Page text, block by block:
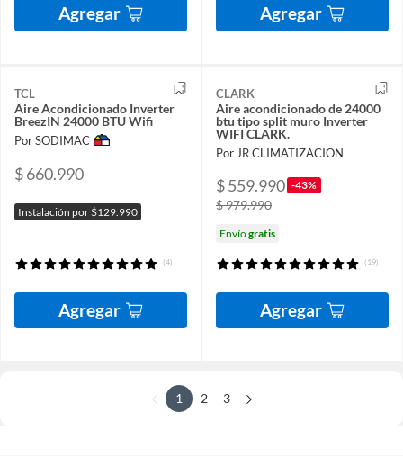
Agregar Agregar
TCL
Aire Acondicionado Inverter
BreezIN 24000 BTU Wifi
Por SODIMAC
$ 660.990
Instalación por $129.990
(4)
Agregar
CLARK
Aire acondicionado de 24000
btu tipo split muro Inverter
WIFI CLARK.
Por JR CLIMATIZACION
$ 559.990 -43%
$ 979.990
Envíogratis
(19)
Agregar
1 2 3